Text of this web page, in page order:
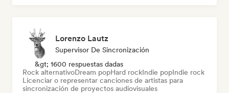
Lorenzo Lautz
Supervisor De Sincronización
&gt; 1600 respuestas dadas
Rock alternativoDream popHard rockIndie popIndie rock
Licenciar o representar canciones de artistas para
sincronización de proyectos audiovisuales